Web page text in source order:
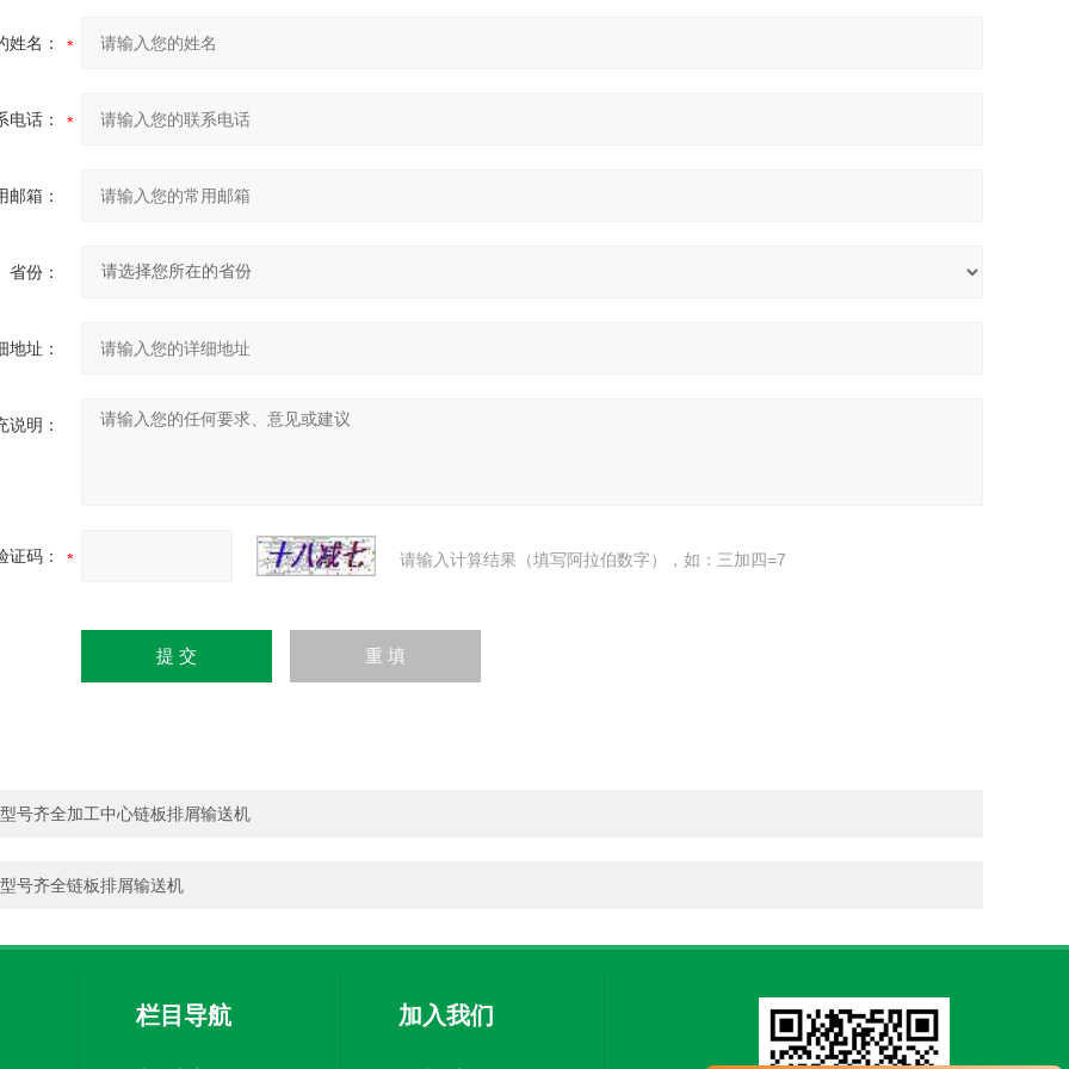
姓名：
电话：
邮箱：
省份：
地址：
说明：
证码： 请输入计算结果（填写阿拉伯数字），如：三加四=7
型号齐全加工中心链板排屑输送机
型号齐全链板排屑输送机
栏目导航 加入我们